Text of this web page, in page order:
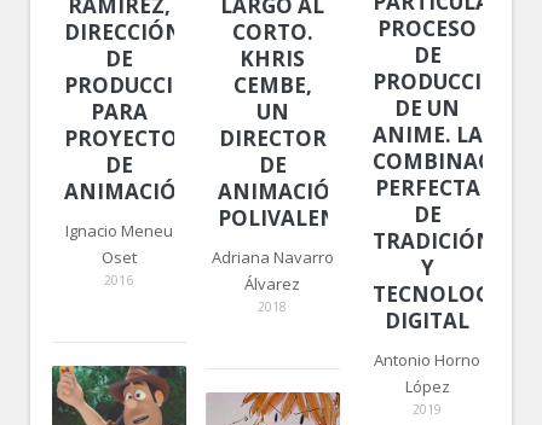
DIRECCIÓN
DE
PRODUCCIÓN
PARA
PROYECTOS
DE
ANIMACIÓN
Ignacio Meneu
Oset
2016
CORTO.
KHRIS
CEMBE,
UN
DIRECTOR
DE
ANIMACIÓN
POLIVALENTE
Adriana Navarro
Álvarez
2018
PROCESO
DE
PRODUCCIÓN
DE UN
ANIME. LA
COMBINACIÓN
PERFECTA
DE
TRADICIÓN
Y
TECNOLOGÍA
DIGITAL
Antonio Horno
López
2019